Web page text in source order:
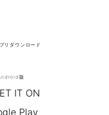
リ ダウンロード
版